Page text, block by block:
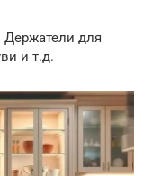
для
и т.д.